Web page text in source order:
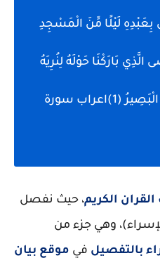
لَيْلًا مِّنَ الْمَسْجِدِ
بَارَكْنَا حَوْلَهُ لِنُرِيَهُ
مِنْ آيَاتِنَا ۚ إِنَّهُ هُوَ السَّمِيعُ الْبَصِيرُ (1)اعراب سورة
القران الكريم، حيث نفصل
1 (سورة الإسراء)، وهي جزء من
بالتفصيل في موقع بيان